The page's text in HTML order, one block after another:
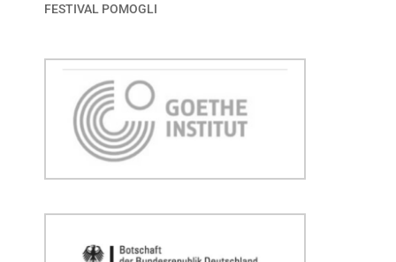
FESTIVAL POMOGLI